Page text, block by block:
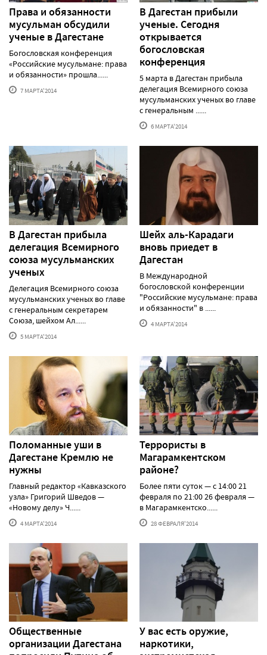
Права и обязанности
мусульман обсудили
ученые в Дагестане
Богословская конференция
«Российские мусульмане: права
и обязанности» прошла......
7 МАРТА'2014
В Дагестан прибыли
ученые. Сегодня
открывается
богословская
конференция
5 марта в Дагестан прибыла
делегация Всемирного союза
мусульманских ученых во главе
с генеральным ......
6 МАРТА'2014
В Дагестан прибыла
делегация Всемирного
союза мусульманских
ученых
Делегация Всемирного союза
мусульманских ученых во главе
с генеральным секретарем
Союза, шейхом Ал......
5 МАРТА'2014
Шейх аль-Карадаги
вновь приедет в
Дагестан
В Международной
богословской конференции
"Российские мусульмане: права
и обязанности" в ......
4 МАРТА'2014
Поломанные уши в
Дагестане Кремлю не
нужны
Главный редактор «Кавказского
узла» Григорий Шведов —
«Новому делу» Ч......
4 МАРТА'2014
Террористы в
Магарамкентском
районе?
Более пяти суток — с 14:00 21
февраля по 21:00 26 февраля —
в Магарамкентско......
28 ФЕВРАЛЯ'2014
Общественные
организации Дагестана
У вас есть оружие,
наркотики,